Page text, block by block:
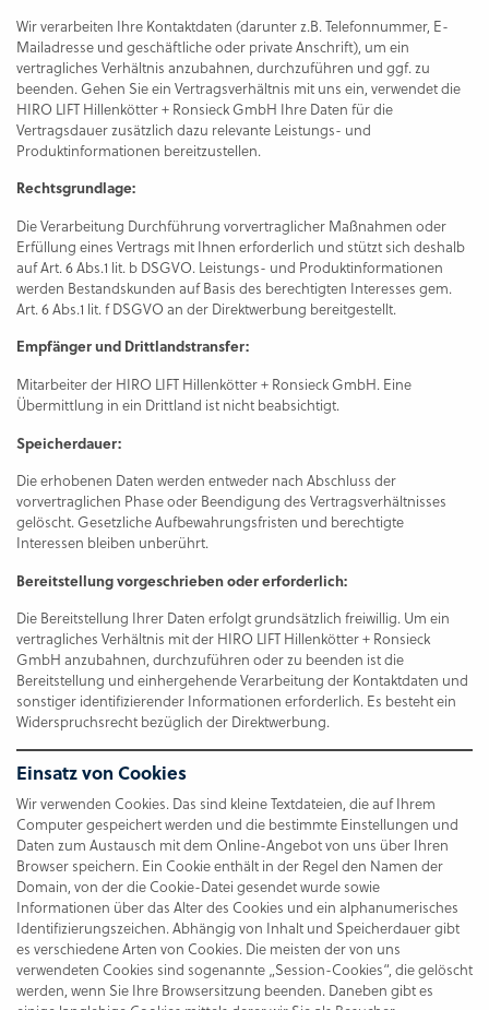
Wir verarbeiten Ihre Kontaktdaten (darunter z.B. Telefonnummer, E-
Mailadresse und geschäftliche oder private Anschrift), um ein
vertragliches Verhältnis anzubahnen, durchzuführen und ggf. zu
beenden. Gehen Sie ein Vertragsverhältnis mit uns ein, verwendet die
HIRO LIFT Hillenkötter + Ronsieck GmbH Ihre Daten für die
Vertragsdauer zusätzlich dazu relevante Leistungs- und
Produktinformationen bereitzustellen.
Rechtsgrundlage:
Die Verarbeitung Durchführung vorvertraglicher Maßnahmen oder
Erfüllung eines Vertrags mit Ihnen erforderlich und stützt sich deshalb
auf Art. 6 Abs.1 lit. b DSGVO. Leistungs- und Produktinformationen
werden Bestandskunden auf Basis des berechtigten Interesses gem.
Art. 6 Abs.1 lit. f DSGVO an der Direktwerbung bereitgestellt.
Empfänger und Drittlandstransfer:
Mitarbeiter der HIRO LIFT Hillenkötter + Ronsieck GmbH. Eine
Übermittlung in ein Drittland ist nicht beabsichtigt.
Speicherdauer:
Die erhobenen Daten werden entweder nach Abschluss der
vorvertraglichen Phase oder Beendigung des Vertragsverhältnisses
gelöscht. Gesetzliche Aufbewahrungsfristen und berechtigte
Interessen bleiben unberührt.
Bereitstellung vorgeschrieben oder erforderlich:
Die Bereitstellung Ihrer Daten erfolgt grundsätzlich freiwillig. Um ein
vertragliches Verhältnis mit der HIRO LIFT Hillenkötter + Ronsieck
GmbH anzubahnen, durchzuführen oder zu beenden ist die
Bereitstellung und einhergehende Verarbeitung der Kontaktdaten und
sonstiger identifizierender Informationen erforderlich. Es besteht ein
Widerspruchsrecht bezüglich der Direktwerbung.
Einsatz von Cookies
Wir verwenden Cookies. Das sind kleine Textdateien, die auf Ihrem
Computer gespeichert werden und die bestimmte Einstellungen und
Daten zum Austausch mit dem Online-Angebot von uns über Ihren
Browser speichern. Ein Cookie enthält in der Regel den Namen der
Domain, von der die Cookie-Datei gesendet wurde sowie
Informationen über das Alter des Cookies und ein alphanumerisches
Identifizierungszeichen. Abhängig von Inhalt und Speicherdauer gibt
es verschiedene Arten von Cookies. Die meisten der von uns
verwendeten Cookies sind sogenannte „Session-Cookies“, die gelöscht
werden, wenn Sie Ihre Browsersitzung beenden. Daneben gibt es